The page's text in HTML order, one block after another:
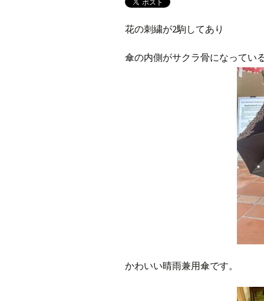
花の刺繍が2駒してあり
傘の内側がサクラ骨になってい
かわいい晴雨兼用傘です。